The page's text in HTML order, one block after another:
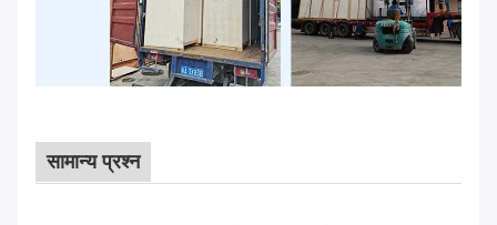
सामान्य प्रश्न